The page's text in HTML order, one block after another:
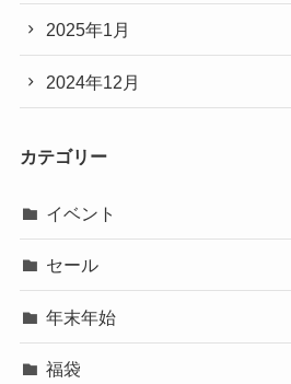
2025年1月
2024年12月
カテゴリー
イベント
セール
年末年始
福袋